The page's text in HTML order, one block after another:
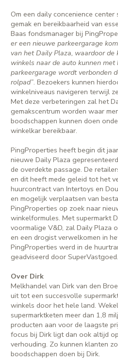
Om een daily concenience center
gemak en bereikbaarheid van
Baas fondsmanager bij
er een nieuwe parkeergarage
van het Daily Plaza, waardoor de
winkels naar de auto kunnen met
parkeergarage wordt verbonden
rolpad”. Bezoekers kunnen
winkelniveaus navigeren terwijl
Met deze verbeteringen zal het
gemakscentrum worden waar
boodschappen kunnen doen
winkelkar bereikbaar.
PingProperties heeft begin dit
nieuwe Daily Plaza
de overdekte passage. De
en dit heeft mede geleid tot het
huurcontract van Intertoys en
en mogelijk verplaatsen van
PingProperties op zoek naar
winkelformules. Met supermarkt
voormalige V&D, zal Daily Plaza
en een drogist verwelkomen in
PingProperties werd in de
geadviseerd door SuperVastgoed.
Over Dirk
Melkhandel van Dirk van den
uit tot een succesvolle
winkels door het hele land.
supermarktketen meer dan 1,8
producten aan voor de laagste
focus bij Dirk ligt dan ook altijd
verhouding. Zo kunnen klanten
boodschappen doen bij Dirk.